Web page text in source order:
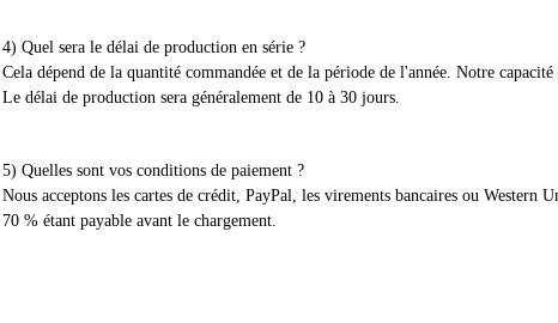
4) Quel sera le délai de production en série ?
Cela dépend de la quantité commandée et de la période de l'année. Notre
Le délai de production sera généralement de 10 à 30 jours.
5) Quelles sont vos conditions de paiement ?
Nous acceptons les cartes de crédit, PayPal, les virements bancaires ou Western
70 % étant payable avant le chargement.